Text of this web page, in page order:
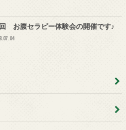
お腹セラピー体験会の開催です♪